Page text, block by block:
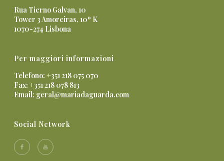
Rua Tierno Galvan, 10
Tower 3 Amoreiras, 10º K
1070-274 Lisbona
Per maggiori informazioni
Telefono: +351 218 075 070
Fax: +351 218 078 813
Email: geral@mariadaguarda.com
Social Network